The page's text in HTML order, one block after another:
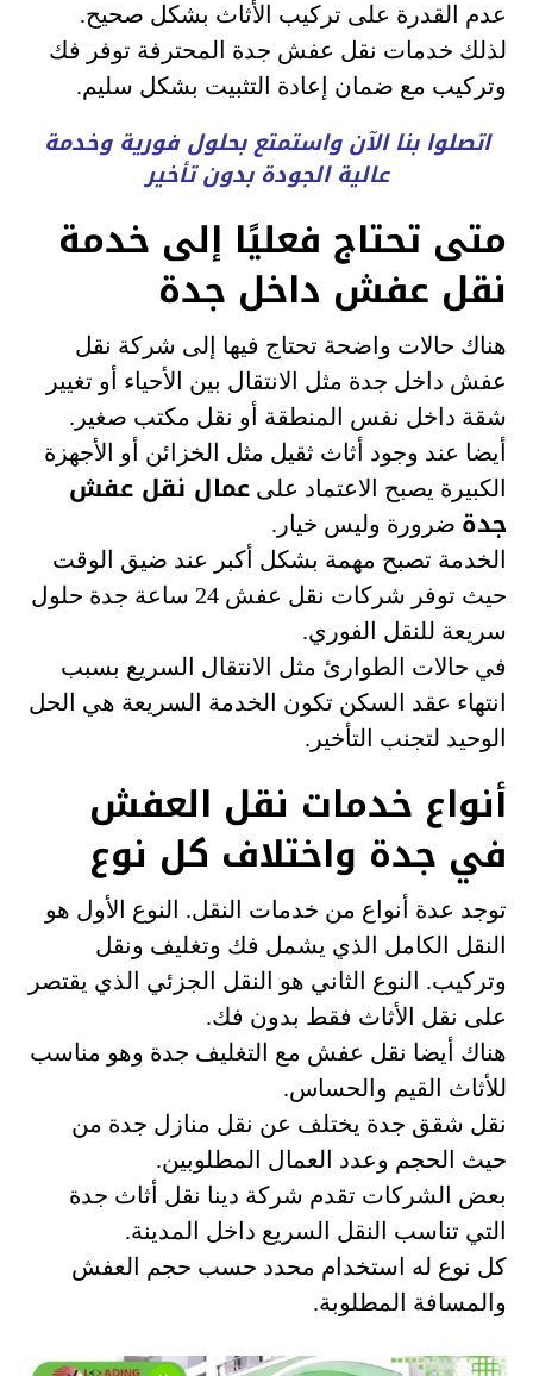
عدم القدرة على تركيب الأثاث بشكل صحيح.
لذلك خدمات نقل عفش جدة المحترفة توفر فك
وتركيب مع ضمان إعادة التثبيت بشكل سليم.
اتصلوا بنا الآن واستمتع بحلول فورية وخدمة
عالية الجودة بدون تأخير
متى تحتاج فعليًا إلى خدمة
نقل عفش داخل جدة
هناك حالات واضحة تحتاج فيها إلى شركة نقل
عفش داخل جدة مثل الانتقال بين الأحياء أو تغيير
شقة داخل نفس المنطقة أو نقل مكتب صغير.
أيضا عند وجود أثاث ثقيل مثل الخزائن أو الأجهزة
الكبيرة يصبح الاعتماد علىعمال نقل عفش
جدة ضرورة وليس خيار.
الخدمة تصبح مهمة بشكل أكبر عند ضيق الوقت
حيث توفر شركات نقل عفش 24 ساعة جدة حلول
سريعة للنقل الفوري.
في حالات الطوارئ مثل الانتقال السريع بسبب
انتهاء عقد السكن تكون الخدمة السريعة هي الحل
الوحيد لتجنب التأخير.
أنواع خدمات نقل العفش
في جدة واختلاف كل نوع
توجد عدة أنواع من خدمات النقل. النوع الأول هو
النقل الكامل الذي يشمل فك وتغليف ونقل
وتركيب. النوع الثاني هو النقل الجزئي الذي يقتصر
على نقل الأثاث فقط بدون فك.
هناك أيضا نقل عفش مع التغليف جدة وهو مناسب
للأثاث القيم والحساس.
نقل شقق جدة يختلف عن نقل منازل جدة من
حيث الحجم وعدد العمال المطلوبين.
بعض الشركات تقدم شركة دينا نقل أثاث جدة
التي تناسب النقل السريع داخل المدينة.
كل نوع له استخدام محدد حسب حجم العفش
والمسافة المطلوبة.